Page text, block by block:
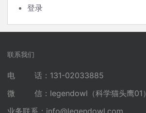
登录
联系我们
电 话：131-02033885
微 信：legendowl（科学猫头鹰01）
业务联系： info@legendowl.com